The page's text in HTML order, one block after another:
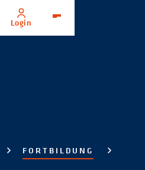
Login
FORTBILDUNG